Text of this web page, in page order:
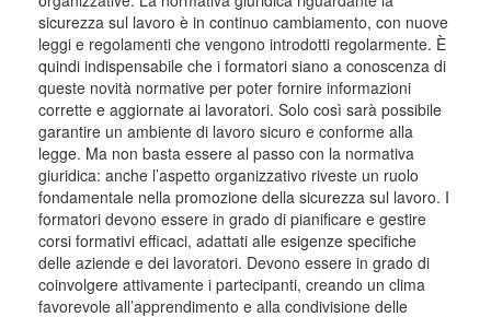
sicurezza sul lavoro è in continuo cambiamento, con nuove
leggi e regolamenti che vengono introdotti regolarmente. È
quindi indispensabile che i formatori siano a conoscenza di
queste novità normative per poter fornire informazioni
corrette e aggiornate ai lavoratori. Solo così sarà possibile
garantire un ambiente di lavoro sicuro e conforme alla
legge. Ma non basta essere al passo con la normativa
giuridica: anche l’aspetto organizzativo riveste un ruolo
fondamentale nella promozione della sicurezza sul lavoro. I
formatori devono essere in grado di pianificare e gestire
corsi formativi efficaci, adattati alle esigenze specifiche
delle aziende e dei lavoratori. Devono essere in grado di
coinvolgere attivamente i partecipanti, creando un clima
favorevole all’apprendimento e alla condivisione delle